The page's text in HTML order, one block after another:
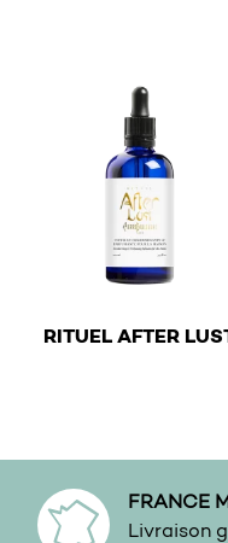
RITUEL AFTER
FRANCE
Livraison